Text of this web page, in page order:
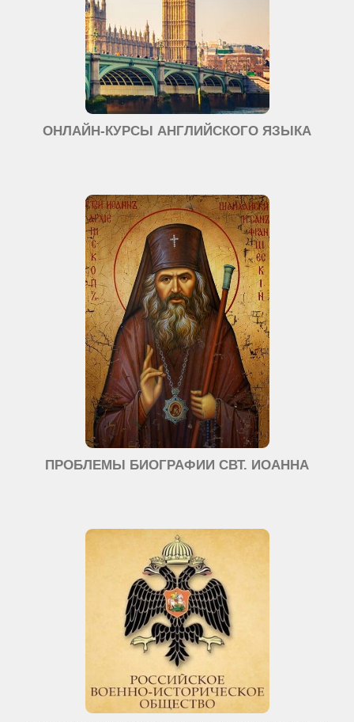
ОНЛАЙН-КУРСЫ АНГЛИЙСКОГО ЯЗЫКА
ПРОБЛЕМЫ БИОГРАФИИ СВТ. ИОАННА